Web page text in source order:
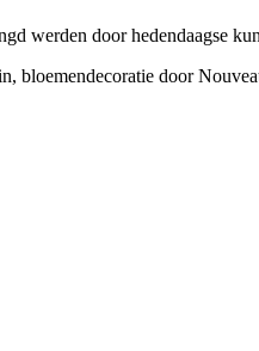
werden door hedendaagse
bloemendecoratie door